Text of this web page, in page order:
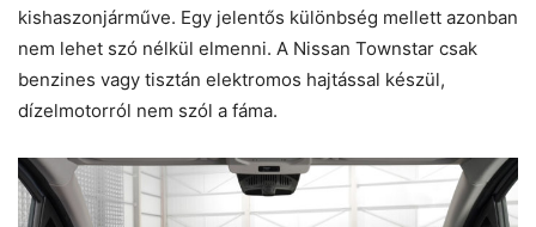
kishaszonjárműve. Egy jelentős különbség mellett azonban
nem lehet szó nélkül elmenni. A Nissan Townstar csak
benzines vagy tisztán elektromos hajtással készül,
dízelmotorról nem szól a fáma.